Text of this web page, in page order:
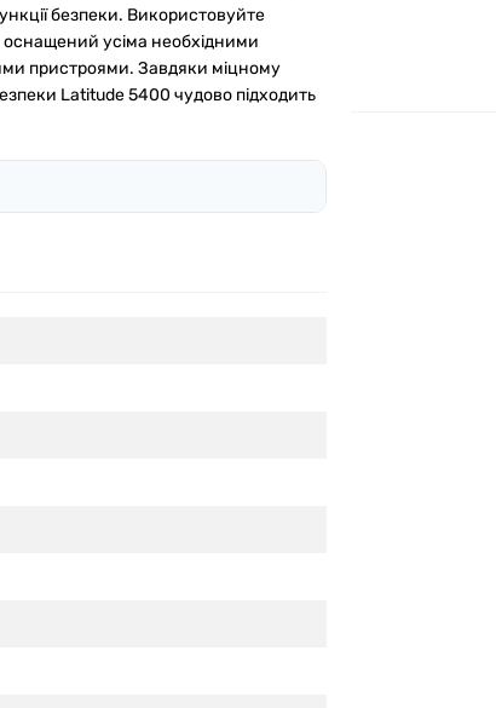
безпеки. Використовуйте
оснащений усіма необхідними
пристроями. Завдяки міцному
Latitude 5400 чудово підходить